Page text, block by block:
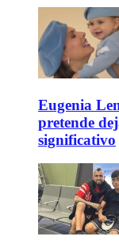
Eugenia
pretende
significativo